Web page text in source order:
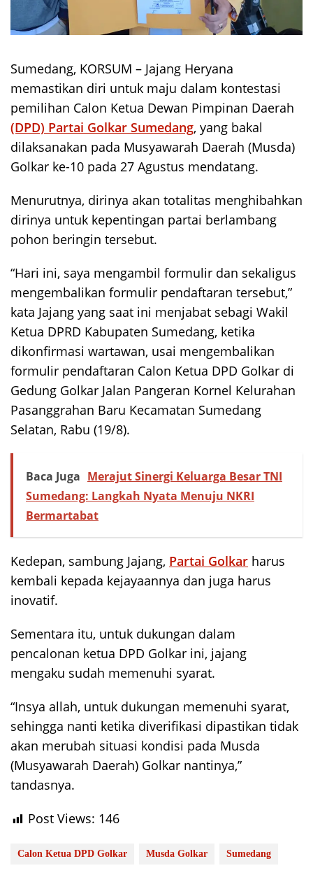
Sumedang, KORSUM – Jajang Heryana
memastikan diri untuk maju dalam kontestasi
pemilihan Calon Ketua Dewan Pimpinan Daerah
(DPD) Partai Golkar Sumedang, yang bakal
dilaksanakan pada Musyawarah Daerah (Musda)
Golkar ke-10 pada 27 Agustus mendatang.
Menurutnya, dirinya akan totalitas menghibahkan
dirinya untuk kepentingan partai berlambang
pohon beringin tersebut.
“Hari ini, saya mengambil formulir dan sekaligus
mengembalikan formulir pendaftaran tersebut,”
kata Jajang yang saat ini menjabat sebagi Wakil
Ketua DPRD Kabupaten Sumedang, ketika
dikonfirmasi wartawan, usai mengembalikan
formulir pendaftaran Calon Ketua DPD Golkar di
Gedung Golkar Jalan Pangeran Kornel Kelurahan
Pasanggrahan Baru Kecamatan Sumedang
Selatan, Rabu (19/8).
Baca Juga Merajut Sinergi Keluarga Besar TNI
Sumedang: Langkah Nyata Menuju NKRI
Bermartabat
Kedepan, sambung Jajang, Partai Golkar harus
kembali kepada kejayaannya dan juga harus
inovatif.
Sementara itu, untuk dukungan dalam
pencalonan ketua DPD Golkar ini, jajang
mengaku sudah memenuhi syarat.
“Insya allah, untuk dukungan memenuhi syarat,
sehingga nanti ketika diverifikasi dipastikan tidak
akan merubah situasi kondisi pada Musda
(Musyawarah Daerah) Golkar nantinya,”
tandasnya.
Post Views: 146
Calon Ketua DPD Golkar Musda Golkar Sumedang